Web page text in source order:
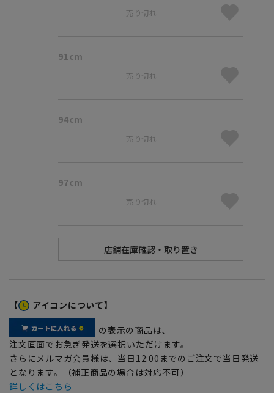
売り切れ
91cm
売り切れ
94cm
売り切れ
97cm
売り切れ
【 アイコンについて】
の表示の商品は、
注文画面でお急ぎ発送を選択いただけます。
さらにメルマガ会員様は、当日12:00までのご注文で当日発送
となります。（補正商品の場合は対応不可）
詳しくはこちら